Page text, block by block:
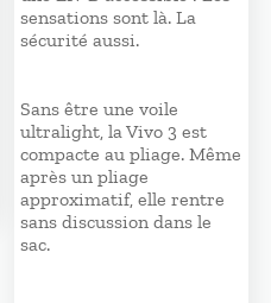
sensations sont là. La
sécurité aussi.
Sans être une voile
ultralight, la Vivo 3 est
compacte au pliage. Même
après un pliage
approximatif, elle rentre
sans discussion dans le
sac.